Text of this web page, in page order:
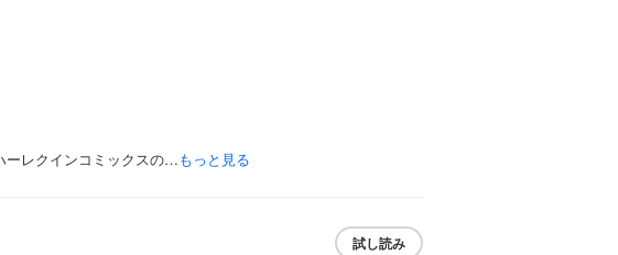
ーレクインコミックスの…もっと見る
試し読み